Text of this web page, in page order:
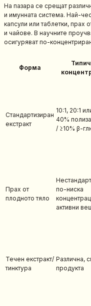
На пазара се срещат
и имунната система. Най-
капсули или таблетки, прах
и чайове. В научните
осигуряват по-
Форма
Стандартизиран
екстракт
10:1, 20:1
40%
/ ≥10% β-
Прах от
плодното тяло
по-ниска
активни
Течен екстракт/
тинктура
Различна,
продукта